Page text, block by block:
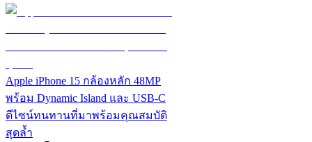
Apple iPhone 15 กล้องหลัก 48MP
พร้อม Dynamic Island และ USB-C
ดีไซน์ทนทานที่มาพร้อมคุณสมบัติ
สุดล้ำ